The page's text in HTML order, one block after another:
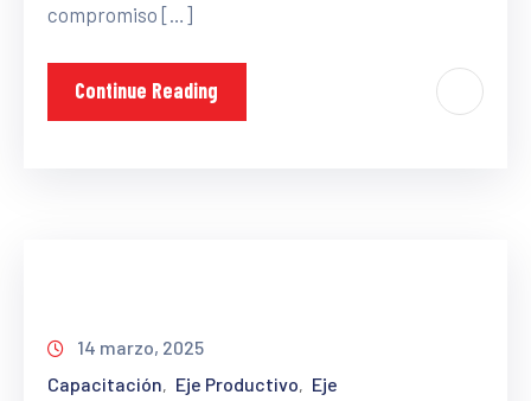
compromiso […]
Continue Reading
14 marzo, 2025
Capacitación‚ Eje Productivo‚ Eje